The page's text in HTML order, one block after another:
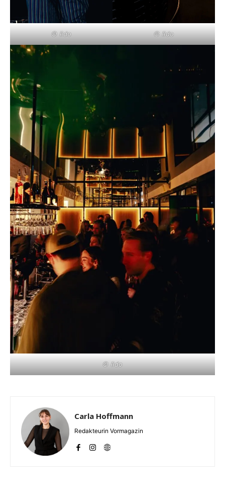
© lido © lido
© lido
Carla Hoffmann
Redakteurin Vormagazin